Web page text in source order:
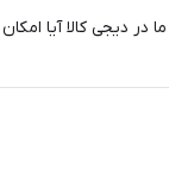
در دیجی کالا آیا امکان